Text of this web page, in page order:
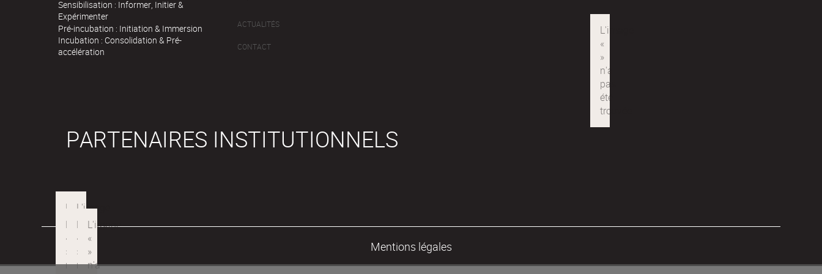
Sensibilisation : Informer, Initier &
Expérimenter
Pré-incubation : Initiation & Immersion
Incubation : Consolidation & Pré-
accélération
ACTUALITÉS
CONTACT
PARTENAIRES INSTITUTIONNELS
Mentions légales